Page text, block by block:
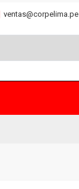
ventas@corpelima.pe